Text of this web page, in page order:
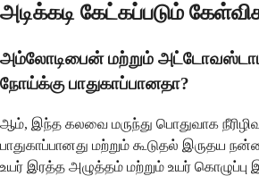
அடிக்கடி கேட்கப்படும்
அம்லோடிபைன் மற்றும்
நோய்க்கு பாதுகாப்பானதா?
ஆம், இந்த கலவை மருந்து பொதுவாக
பாதுகாப்பானது மற்றும் கூடுதல் இருதய
உயர் இரத்த அழுத்தம் மற்றும் உயர் கொழுப்பு